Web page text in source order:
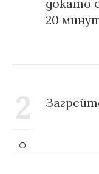
докато
20
2